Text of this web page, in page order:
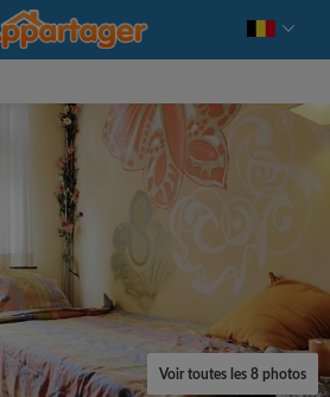
Voir toutes les 8 photos